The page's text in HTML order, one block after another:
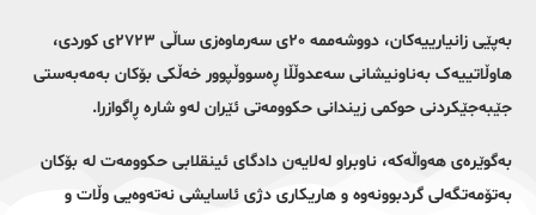
بەپێی زانیارییەکان، دووشەممە ٢٠ی سەرماوەزی ساڵی ٢٧٢٣ی کوردی،
هاوڵاتییەک بەناونیشانی سەعدوڵڵا ڕەسووڵپوور خەڵکی بۆکان بەمەبەستی
جێبەجێکردنی حوکمی زیندانی حکوومەتی ئێران لەو شارە ڕاگوازرا.
بەگوێرەی هەواڵەکە، ناوبراو لەلایەن دادگای ئینقلابی حکوومەت لە بۆکان
بەتۆمەتگەلی گردبوونەوە و هاریکاری دژی ئاسایشی نەتەوەیی وڵات و